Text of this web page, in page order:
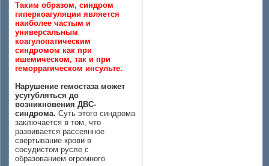
Таким образом, синдром
гиперкоагуляции является
наиболее частым и
универсальным
коагулопатическим
синдромом как при
ишемическом, так и при
геморрагическом инсульте.
Нарушение гемостаза может
усугубляться до
возникновения ДВС-
синдрома. Суть этого синдрома
заключается в том, что
развивается рассеянное
свертывание крови в
сосудистом русле с
образованием огромного